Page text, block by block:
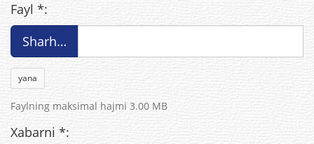
Fayl *:
Sharh…
yana
Faylning maksimal hajmi 3.00 MB
Xabarni *: